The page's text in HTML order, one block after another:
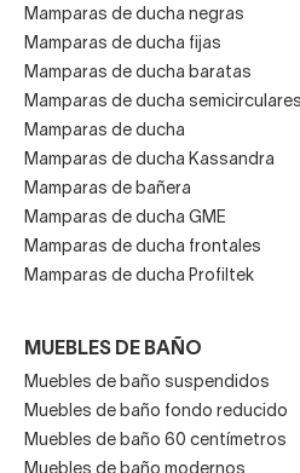
Mamparas de ducha negras
Mamparas de ducha fijas
Mamparas de ducha baratas
Mamparas de ducha semicirculares
Mamparas de ducha
Mamparas de ducha Kassandra
Mamparas de bañera
Mamparas de ducha GME
Mamparas de ducha frontales
Mamparas de ducha Profiltek
MUEBLES DE BAÑO
Muebles de baño suspendidos
Muebles de baño fondo reducido
Muebles de baño 60 centímetros
Muebles de baño modernos